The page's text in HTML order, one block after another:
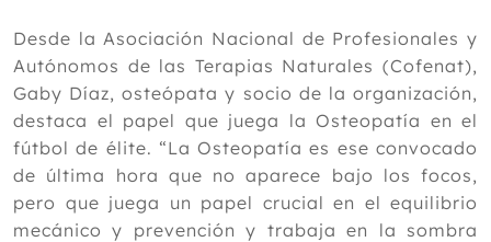
Tratamiento manipulativo osteopático:
procedimientos linfáticos
Digitopuntura y masaje Do-in
Mayo
Abril
Marzo
Febrero
Enero
Desde la Asociación Nacional de Profesionales y
Autónomos de las Terapias Naturales (Cofenat),
Gaby Díaz, osteópata y socio de la organización,
destaca el papel que juega la Osteopatía en el
fútbol de élite. “La Osteopatía es ese convocado
de última hora que no aparece bajo los focos,
pero que juega un papel crucial en el equilibrio
mecánico y prevención y trabaja en la sombra